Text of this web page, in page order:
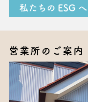
営業所のご案内